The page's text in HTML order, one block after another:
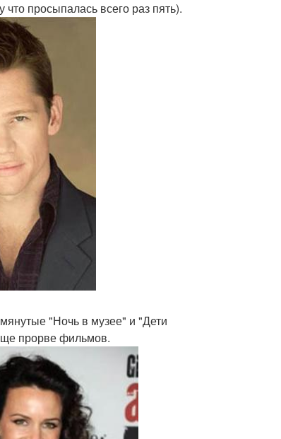
просыпалась всего раз пять).
"Ночь в музее" и "Дети
прорве фильмов.